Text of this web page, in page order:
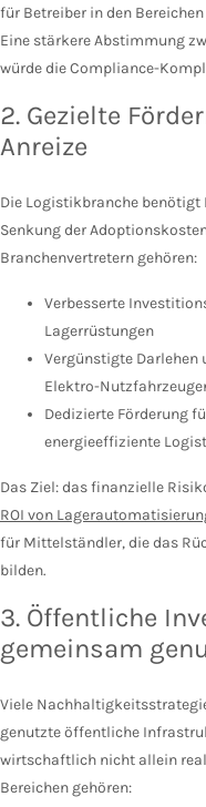
für Betreiber in den
Eine stärkere Abstimmung
würde die Compliance-
2. Gezielte
Anreize
Die Logistikbranche
Senkung der
Branchenvertretern gehören:
Verbesserte
Lagerrüstungen
Vergünstigte Darlehen
Elektro-
Dedizierte Förderung
energieeffiziente
Das Ziel: das finanzielle
ROI von
für Mittelständler, die das
bilden.
3. Öffentliche
gemeinsam
Viele
genutzte öffentliche
wirtschaftlich nicht allein
Bereichen gehören: